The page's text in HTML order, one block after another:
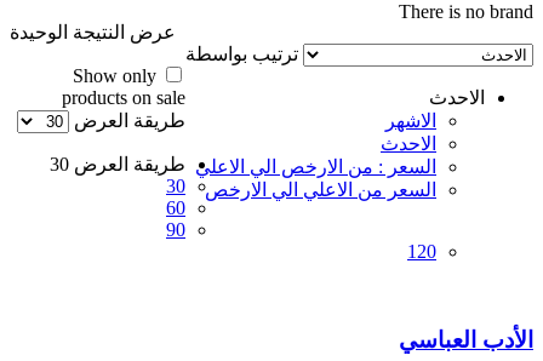
عرض النتيجة الوحيدة
There is no brand
ترتيب بواسطة
الاحدث
الاشهر
الاحدث
السعر : من الارخص الي الاعلي
السعر من الاعلي الي الارخص
Show only
products on sale
طريقة العرض
طريقة العرض 30
30
60
90
120
الأدب العباسي